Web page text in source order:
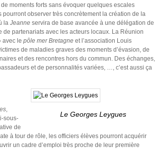
moments forts sans évoquer quelques escales
observer très concrètement la création de la
la Jeanne servira de base avancée à une délégation de
de partenariats avec les acteurs locaux. La Réunion
avec le pôle mer Bretagne et l’association Louis
de maladies graves des moments d’évasion, de
et des rencontres hors du commun. Des échanges,
et de personnalités variées, …, c’est aussi ça
Le Georges Leygues
,
sous-
de
à tour de rôle, les officiers élèves pourront acquérir
un cadre d’emploi très proche de leur première